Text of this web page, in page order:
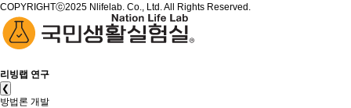
COPYRIGHTⓒ2025 Nlifelab. Co., Ltd. All Rights Reserved.
리빙랩 연구
❮
방법론 개발